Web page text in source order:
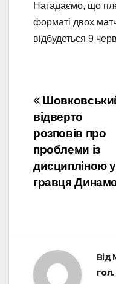
Нагадаємо, що
форматі двох
відбудеться 9
записів
відверто
розповів про
проблеми із
дисципліною у
гравця
Від